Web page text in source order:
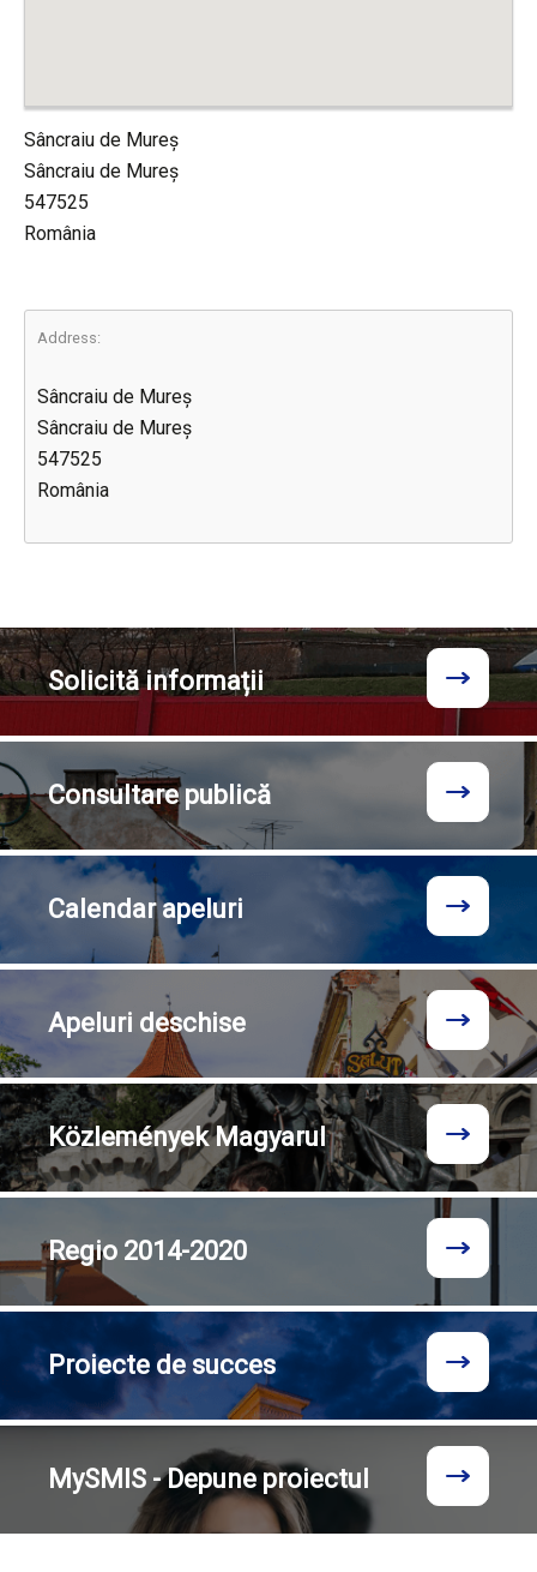
Sâncraiu de Mureș
Sâncraiu de Mureș
547525
România
Address:
Sâncraiu de Mureș
Sâncraiu de Mureș
547525
România
Solicităinformații
Consultarepublică
Calendarapeluri
Apeluri deschise
KözleményekMagyarul
Regio 2014-2020
Proiecte de succes
MySMIS - Depune proiectul